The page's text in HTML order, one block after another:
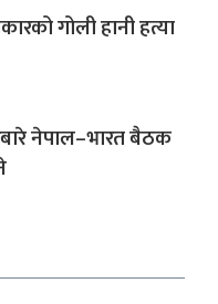
गोली हानी हत्या
नेपाल–भारत बैठक